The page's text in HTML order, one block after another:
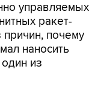
управляемых
ракет-
причин, почему
наносить
из